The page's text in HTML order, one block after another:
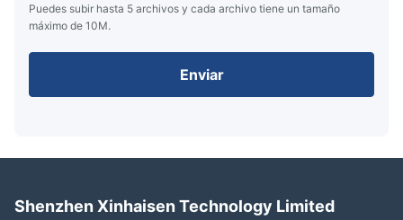
Puedes subir hasta 5 archivos y cada archivo tiene un tamaño
máximo de 10M.
Enviar
Shenzhen Xinhaisen Technology Limited